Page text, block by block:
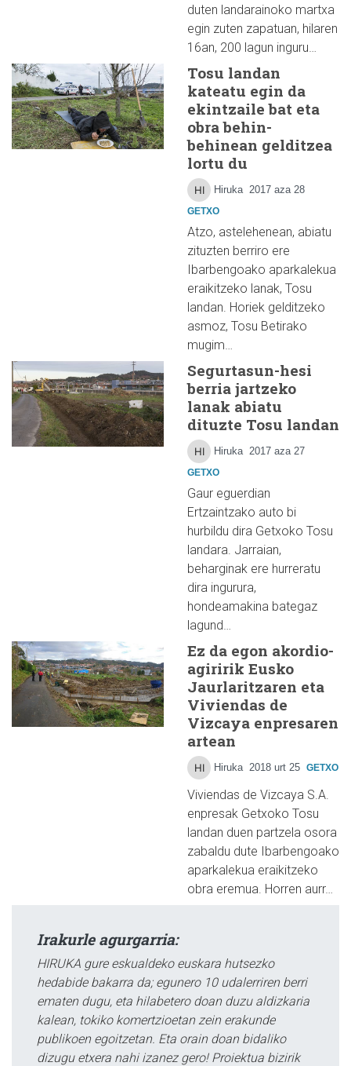
duten landarainoko martxa
egin zuten zapatuan, hilaren
16an, 200 lagun inguru…
Tosu landan
kateatu egin da
ekintzaile bat eta
obra behin-
behinean gelditzea
lortu du
Hiruka 2017 aza 28
GETXO
Atzo, astelehenean, abiatu
zituzten berriro ere
Ibarbengoako aparkalekua
eraikitzeko lanak, Tosu
landan. Horiek gelditzeko
asmoz, Tosu Betirako
mugim…
Segurtasun-hesi
berria jartzeko
lanak abiatu
dituzte Tosu landan
Hiruka 2017 aza 27
GETXO
Gaur eguerdian
Ertzaintzako auto bi
hurbildu dira Getxoko Tosu
landara. Jarraian,
beharginak ere hurreratu
dira ingurura,
hondeamakina bategaz
lagund…
Ez da egon akordio-
agiririk Eusko
Jaurlaritzaren eta
Viviendas de
Vizcaya enpresaren
artean
Hiruka 2018 urt 25 GETXO
Viviendas de Vizcaya S.A.
enpresak Getxoko Tosu
landan duen partzela osora
zabaldu dute Ibarbengoako
aparkalekua eraikitzeko
obra eremua. Horren aurr…
Irakurle agurgarria:
HIRUKA gure eskualdeko euskara hutsezko
hedabide bakarra da; egunero 10 udalerriren berri
ematen dugu, eta hilabetero doan duzu aldizkaria
kalean, tokiko komertzioetan zein erakunde
publikoen egoitzetan. Eta orain doan bidaliko
dizugu etxera nahi izanez gero! Proiektua bizirik